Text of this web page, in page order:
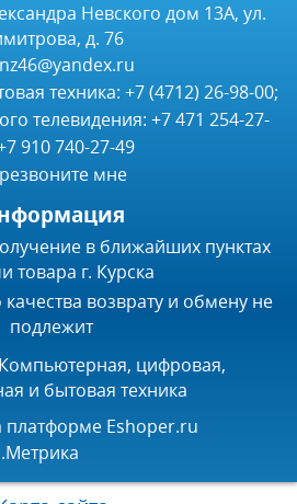
Невского дом 13А, ул.
д. 76
техника: +7 (4712) 26-98-00;
телевидения: +7 471 254-27-
910 740-27-49
мне
в ближайших пунктах
товара г. Курска
возврату и обмену не
подлежит
цифровая,
и бытовая техника
платформе Eshoper.ru